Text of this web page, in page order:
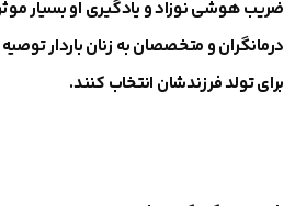
ضریب هوشی نوزاد و یادگیری او بسیار
درمانگران و متخصصان به زنان ‌باردار
برای تولد فرزندشان انتخاب کنند.